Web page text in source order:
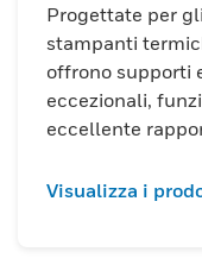
Progettate per
stampanti
offrono supporti
eccezionali,
eccellente
Visualizza i